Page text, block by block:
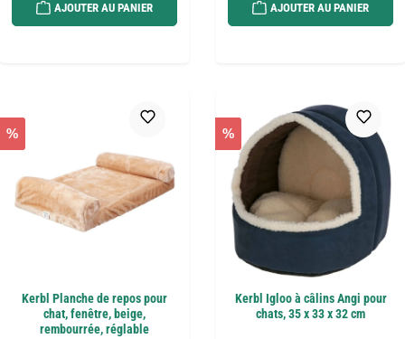
AJOUTER AU PANIER AJOUTER AU PANIER
%
Kerbl Planche de repos pour
chat, fenêtre, beige,
rembourrée, réglable
%
Kerbl Igloo à câlins Angi pour
chats, 35 x 33 x 32 cm